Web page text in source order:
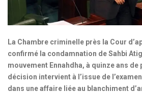
La Chambre criminelle près la Cour
confirmé la condamnation de Sahbi
mouvement Ennahdha, à quinze ans de
décision intervient à l’issue de
dans une affaire liée au blanchiment